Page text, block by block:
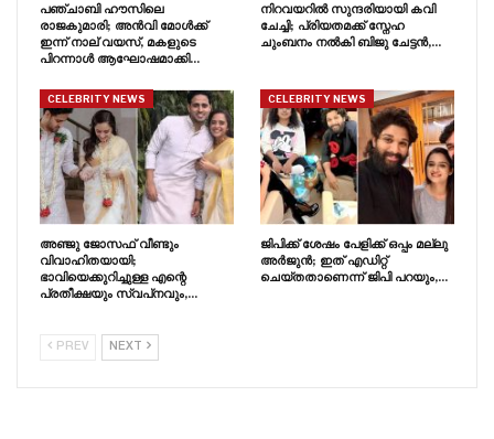
പഞ്ചാബി ഹൗസിലെ
രാജകുമാരി; അൻവി മോൾക്ക്
ഇന്ന് നാല് വയസ്, മകളുടെ
പിറന്നാൾ ആഘോഷമാക്കി…
നിറവയറിൽ സുന്ദരിയായി കവി
ചേച്ചി; പ്രിയതമക്ക് സ്നേഹ
ചുംബനം നൽകി ബിജു ചേട്ടൻ,…
CELEBRITY NEWS
അഞ്ജു ജോസഫ് വീണ്ടും
വിവാഹിതയായി;
ഭാവിയെക്കുറിച്ചുള്ള എന്റെ
പ്രതീക്ഷയും സ്വപ്‍നവും,…
CELEBRITY NEWS
ജിപിക്ക് ശേഷം പേളിക്ക് ഒപ്പം മല്ലു
അർജുൻ; ഇത് എഡിറ്റ്
ചെയ്തതാണെന്ന് ജിപി പറയും,…
PREV NEXT